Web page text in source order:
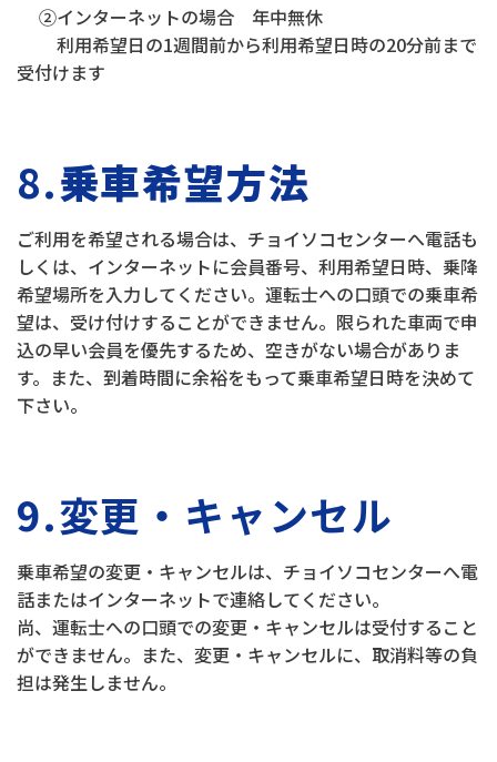
②インターネットの場合 年中無休
利用希望日の1週間前から利用希望日時の20分前まで
受付けます
8.乗車希望方法
ご利用を希望される場合は、チョイソコセンターへ電話も
しくは、インターネットに会員番号、利用希望日時、乗降
希望場所を入力してください。運転士への口頭での乗車希
望は、受け付けすることができません。限られた車両で申
込の早い会員を優先するため、空きがない場合がありま
す。また、到着時間に余裕をもって乗車希望日時を決めて
下さい。
9.変更・キャンセル
乗車希望の変更・キャンセルは、チョイソコセンターへ電
話またはインターネットで連絡してください。
尚、運転士への口頭での変更・キャンセルは受付すること
ができません。また、変更・キャンセルに、取消料等の負
担は発生しません。